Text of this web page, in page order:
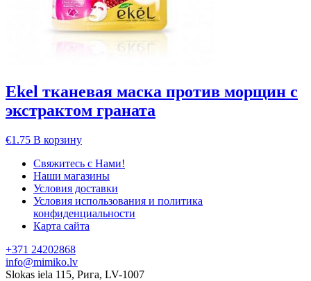
Ekel тканевая маска против морщин с
экстрактом граната
€1.75 В корзину
Свяжитесь с Нами!
Наши магазины
Условия доставки
Условия использования и политика
конфиденциальности
Карта сайта
+371 24202868
info@mimiko.lv
Slokas iela 115, Рига, LV-1007